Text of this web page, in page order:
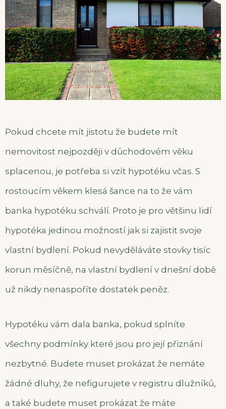
Pokud chcete mít jistotu že budete mít
nemovitost nejpozději v důchodovém věku
splacenou, je potřeba si vzít hypotéku včas. S
rostoucím věkem klesá šance na to že vám
banka hypotéku schválí. Proto je pro většinu lidí
hypotéka jedinou možností jak si zajistit svoje
vlastní bydlení. Pokud nevyděláváte stovky tisíc
korun měsíčně, na vlastní bydlení v dnešní době
už nikdy nenaspoříte dostatek peněz.
Hypotéku vám dala banka, pokud splníte
všechny podmínky které jsou pro její přiznání
nezbytné. Budete muset prokázat že nemáte
žádné dluhy, že nefigurujete v registru dlužníků,
a také budete muset prokázat že máte